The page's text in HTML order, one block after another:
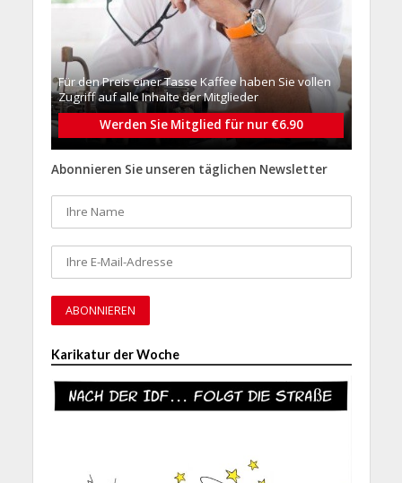
Für den Preis einer Tasse Kaffee haben Sie vollen
Zugriff auf alle Inhalte der Mitglieder
Werden Sie Mitglied für nur €6.90
Abonnieren Sie unseren täglichen Newsletter
Karikatur der Woche